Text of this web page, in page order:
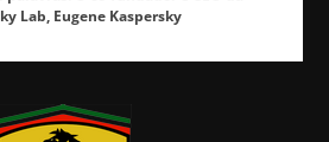
Lab, Eugene Kaspersky